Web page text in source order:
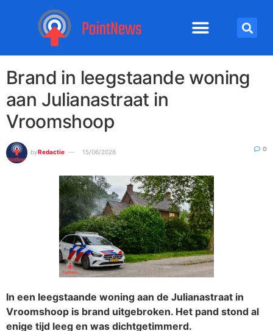
Brand in leegstaande woning
aan Julianastraat in
Vroomshoop
byRedactie 15/06/2026 0
In een leegstaande woning aan de Julianastraat in
Vroomshoop is brand uitgebroken. Het pand stond al
enige tijd leeg en was dichtgetimmerd.